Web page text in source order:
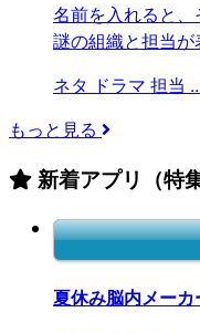
名前を入れると
謎の組織と担当が
ネタ ドラマ 担当
もっと見る
新着アプリ（特
夏休み脳内メー